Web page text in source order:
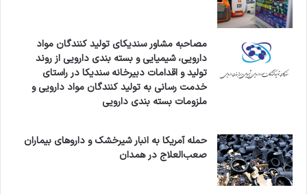
مصاحبه مشاور سندیکای تولید کنندگان مواد
دارویی، شیمیایی و بسته بندی دارویی از روند
تولید و اقدامات دبیرخانه سندیکا در راستای
خدمت رسانی به تولید کنندگان مواد دارویی و
ملزومات بسته بندی دارویی
حمله آمریکا به انبار شیرخشک و داروهای بیماران
صعب‌العلاج در همدان